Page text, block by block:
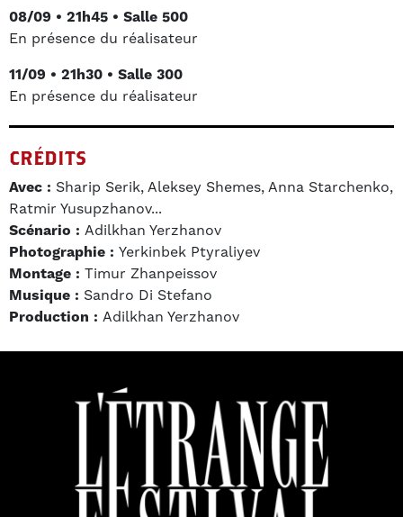
08/09 • 21h45 • Salle 500
En présence du réalisateur
11/09 • 21h30 • Salle 300
En présence du réalisateur
CRÉDITS
Avec : Sharip Serik, Aleksey Shemes, Anna Starchenko,
Ratmir Yusupzhanov...
Scénario : Adilkhan Yerzhanov
Photographie : Yerkinbek Ptyraliyev
Montage : Timur Zhanpeissov
Musique : Sandro Di Stefano
Production : Adilkhan Yerzhanov